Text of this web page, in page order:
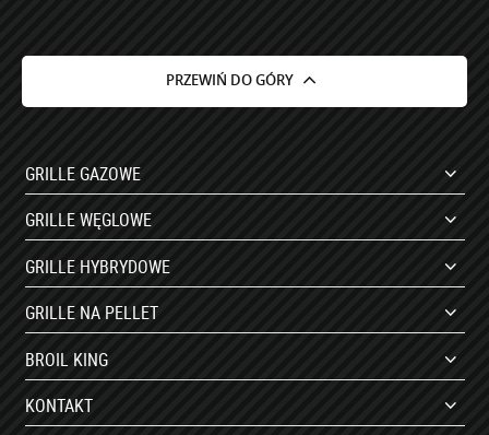
PRZEWIŃ DO GÓRY
GRILLE GAZOWE
GRILLE WĘGLOWE
GRILLE HYBRYDOWE
GRILLE NA PELLET
BROIL KING
KONTAKT